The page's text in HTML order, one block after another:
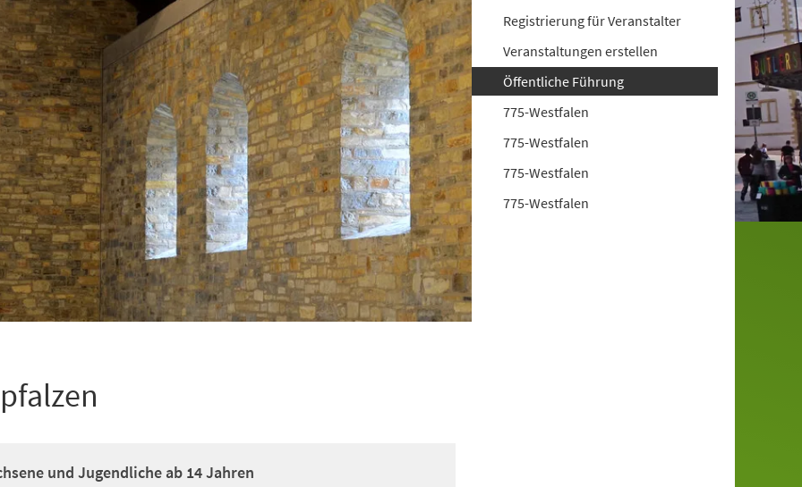
und Jugendliche ab 14 Jahren
Registrierung für Veranstalter
Veranstaltungen erstellen
Öffentliche Führung
775-Westfalen
775-Westfalen
775-Westfalen
775-Westfalen